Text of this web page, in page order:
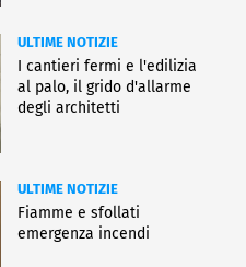
ULTIME NOTIZIE
I cantieri fermi e l'edilizia
al palo, il grido d'allarme
degli architetti
ULTIME NOTIZIE
Fiamme e sfollati
emergenza incendi